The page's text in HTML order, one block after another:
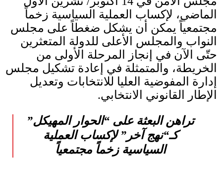
الماضي، لإكساب العملية السياسية زخماً
مجتمعياً يمكن أن يشكل ضغطاً على مجلس
النواب والمجلس الأعلى للدولة المتعثرين
حتّى الآن في إنجاز المرحلة الأولى من
الخريطة، والمتمثلة في إعادة تشكيل مجلس
إدارة المفوضية العليا للانتخابات وتعديل
الإطار القانوني الانتخابي.
تراهن البعثة على“الحوار المهيكل”
كـ“نهج آخر”لإكساب العملية
السياسية زخماً مجتمعياً